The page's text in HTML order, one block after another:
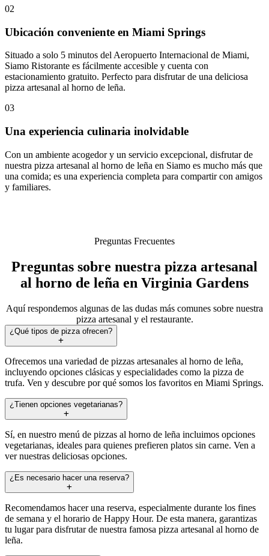
02
Ubicación conveniente en Miami Springs
Situado a solo 5 minutos del Aeropuerto Internacional de Miami,
Siamo Ristorante es fácilmente accesible y cuenta con
estacionamiento gratuito. Perfecto para disfrutar de una deliciosa
pizza artesanal al horno de leña.
03
Una experiencia culinaria inolvidable
Con un ambiente acogedor y un servicio excepcional, disfrutar de
nuestra pizza artesanal al horno de leña en Siamo es mucho más que
una comida; es una experiencia completa para compartir con amigos
y familiares.
Preguntas Frecuentes
Preguntas sobre nuestra pizza artesanal
al horno de leña en Virginia Gardens
Aquí respondemos algunas de las dudas más comunes sobre nuestra
pizza artesanal y el restaurante.
¿Qué tipos de pizza ofrecen?
Ofrecemos una variedad de pizzas artesanales al horno de leña,
incluyendo opciones clásicas y especialidades como la pizza de
trufa. Ven y descubre por qué somos los favoritos en Miami Springs.
¿Tienen opciones vegetarianas?
Sí, en nuestro menú de pizzas al horno de leña incluimos opciones
vegetarianas, ideales para quienes prefieren platos sin carne. Ven a
ver nuestras deliciosas opciones.
¿Es necesario hacer una reserva?
Recomendamos hacer una reserva, especialmente durante los fines
de semana y el horario de Happy Hour. De esta manera, garantizas
tu lugar para disfrutar de nuestra famosa pizza artesanal al horno de
leña.